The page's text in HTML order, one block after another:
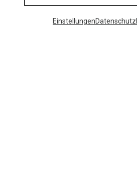
EinstellungenDatenschutz